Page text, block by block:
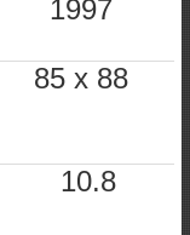
1997
85 x 88
10.8